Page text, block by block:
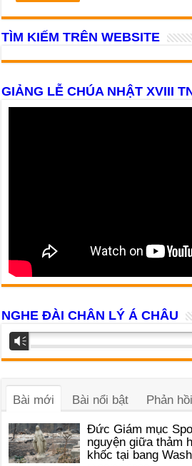
TÌM KIẾM TRÊN WEBSITE
GIẢNG LỄ CHÚA NHẬT XVIII
NGHE ĐÀI CHÂN LÝ Á CHÂU
Trình
phát
âm
Vm
Bài mới Bài nổi bật Phản hồi
Đức Giám mục
nguyện giữa thảm
khốc tại bang